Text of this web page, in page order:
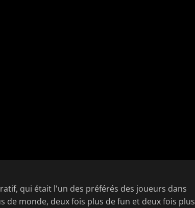
qui était l'un des préférés des joueurs dans
de monde, deux fois plus de fun et deux fois plus